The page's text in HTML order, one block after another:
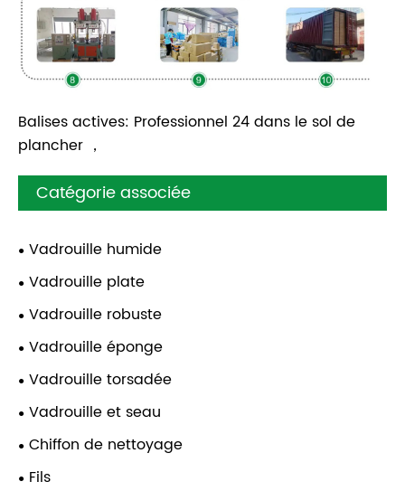
Balises actives: Professionnel 24 dans le sol de
plancher ，
Catégorie associée
Vadrouille humide
Vadrouille plate
Vadrouille robuste
Vadrouille éponge
Vadrouille torsadée
Vadrouille et seau
Chiffon de nettoyage
Fils